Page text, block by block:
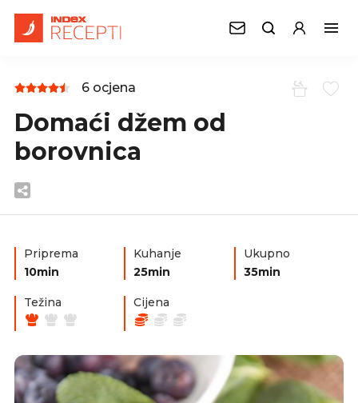
6 ocjena
Domaći džem od
borovnica
Priprema
10min
Kuhanje
25min
Ukupno
35min
Težina Cijena